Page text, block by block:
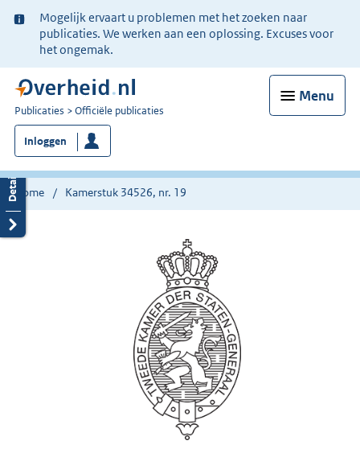
Ter
informatie:
Mogelijk ervaart u problemen met het zoeken naar
publicaties. We werken aan een oplossing. Excuses voor
het ongemak.
Menu
U
bent
nu
hier:
Publicaties Officiële publicaties
Inloggen
Home Kamerstuk 34526, nr. 19